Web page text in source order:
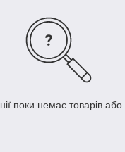
поки немає товарів або